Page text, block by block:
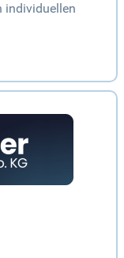
individuellen